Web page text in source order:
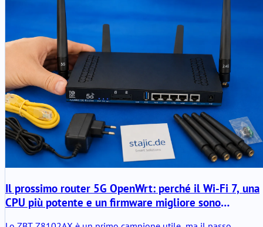
Il prossimo router 5G OpenWrt: perché il Wi-Fi 7, una
CPU più potente e un firmware migliore sono